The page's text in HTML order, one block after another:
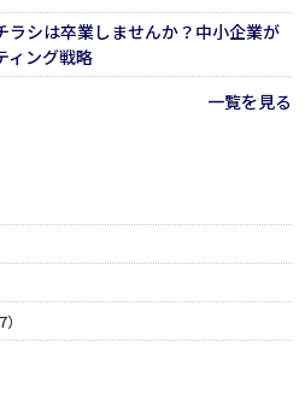
ラシは卒業しませんか？中小企業が
ィング戦略
一覧を見る
）